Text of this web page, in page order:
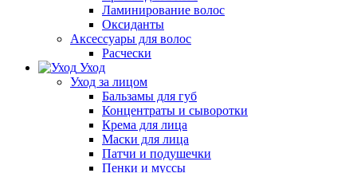
Ламинирование волос
Оксиданты
Аксессуары для волос
Расчески
Уход
Уход за лицом
Бальзамы для губ
Концентраты и сыворотки
Крема для лица
Маски для лица
Патчи и подушечки
Пенки и муссы